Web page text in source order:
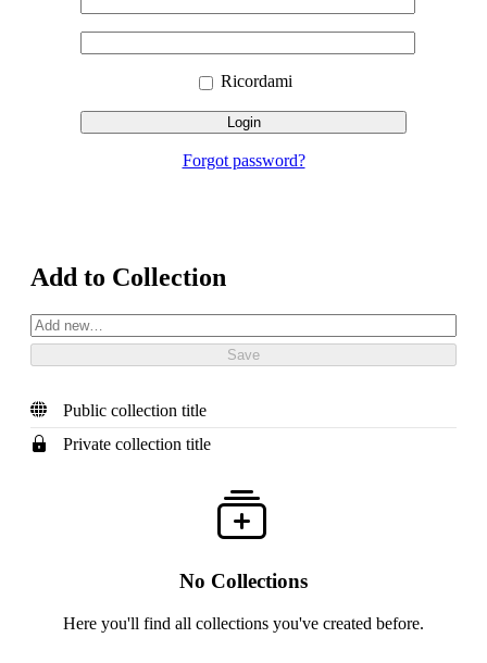
utente
indirizzo
Ricordami
Forgot password?
Add to Collection
Public collection title
Private collection title
No Collections
Here you'll find all collections you've created before.